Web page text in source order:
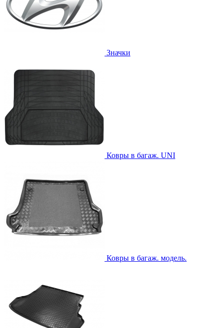
Значки
Ковры в багаж. UNI
Ковры в багаж. модель.